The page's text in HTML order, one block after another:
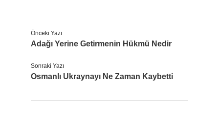
Önceki Yazı
Adağı Yerine Getirmenin Hükmü Nedir
Sonraki Yazı
Osmanlı Ukraynayı Ne Zaman Kaybetti